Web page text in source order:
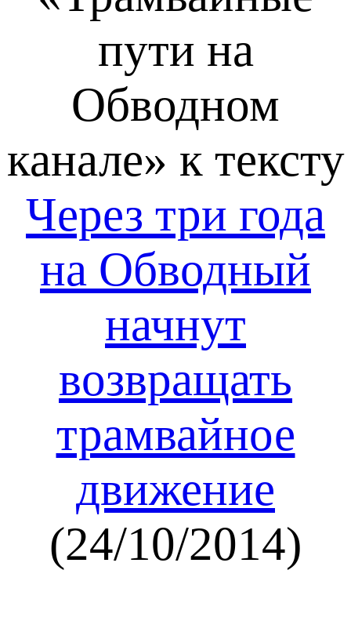
пути на
Обводном
канале» к тексту
Через три года
на Обводный
начнут
возвращать
трамвайное
движение
(24/10/2014)